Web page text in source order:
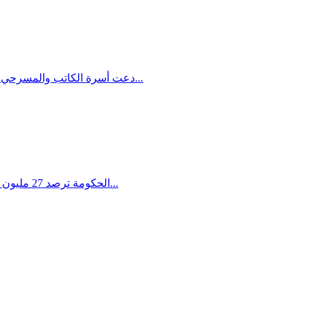
دعت أسرة الكاتب والمسرحي الراحل سلمان ناطور أصدقاءه وزملاءه الى لقاء خاص بمناسبة عيد ميلاده الموافق يوم الأحد، 3.7.2016، وذلك في حيز مركز الكرمل الثقافي...
الحكومة ترصد 27 مليون شيكل لتنفيذ القرار عام 2016 وتعلن عن نيتها توظيف 35 موظف لتعميق مراقبة البناء وتسريع عمليات الهدم المطلوب :إلزام هيئات التخطيط...